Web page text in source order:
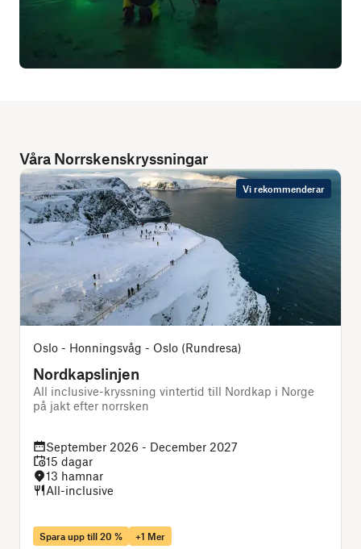
Våra Norrskenskryssningar
Vi rekommenderar
Oslo - Honningsvåg - Oslo (Rundresa)
Nordkapslinjen
All inclusive-kryssning vintertid till Nordkap i Norge
på jakt efter norrsken
September 2026 - December 2027
15 dagar
13 hamnar
All-inclusive
Spara upp till 20 %
+1 Mer